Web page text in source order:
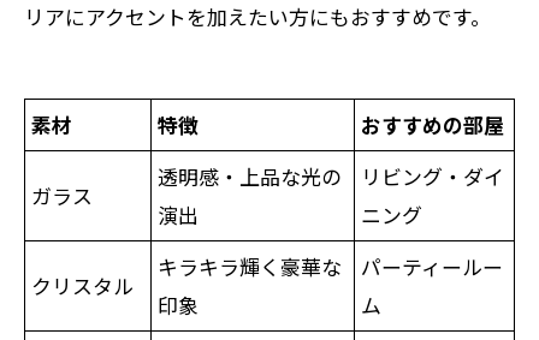
リアにアクセントを加えたい方にもおすすめです。
素材 特徴 おすすめの部屋
ガラス
透明感・上品な光の
演出
リビング・ダイ
ニング
クリスタル
キラキラ輝く豪華な
印象
パーティールー
ム